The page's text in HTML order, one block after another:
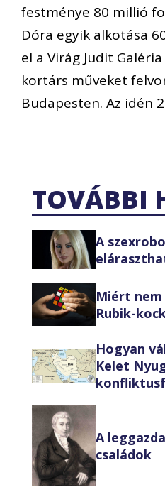
festménye 80 millió
Dóra egyik alkotása
el a Virág Judit
kortárs műveket
Budapesten. Az idén
TOVÁBBI
A
Miért nem
Rubik-
Hogyan
Kelet
A
családok